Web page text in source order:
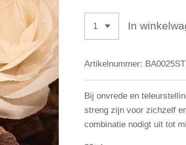
In
Artikelnummer: BA0025ST
Bij onvrede en
streng zijn voor zichzelf
combinatie nodigt uit tot